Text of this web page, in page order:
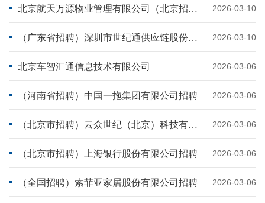
2026-03-10
北京航天万源物业管理有限公司（北京招聘）
2026-03-10
（广东省招聘）深圳市世纪通供应链股份有限公司招聘
2026-03-06
北京车智汇通信息技术有限公司
2026-03-06
（河南省招聘）中国一拖集团有限公司招聘
2026-03-06
（北京市招聘）云众世纪（北京）科技有限公司招聘
2026-03-06
（北京市招聘）上海银行股份有限公司招聘
2026-03-06
（全国招聘）索菲亚家居股份有限公司招聘